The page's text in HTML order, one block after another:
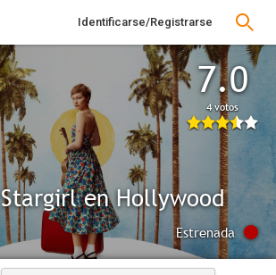
Identificarse/Registrarse
7.0
4 votos
Stargirl en Hollywood
Estrenada